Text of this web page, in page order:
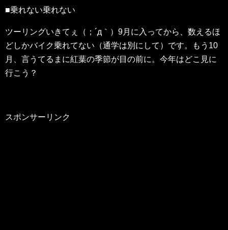
■乗れない乗れない
ツーリングいきてぇ（；´д｀）9月に入ってから、数えるほ
どしかバイク乗れてない（通学は別にして）です。もう10
月、言うてるまに紅葉の季節が目の前に。今年はどこ見に
行こう？
スポンサーリンク